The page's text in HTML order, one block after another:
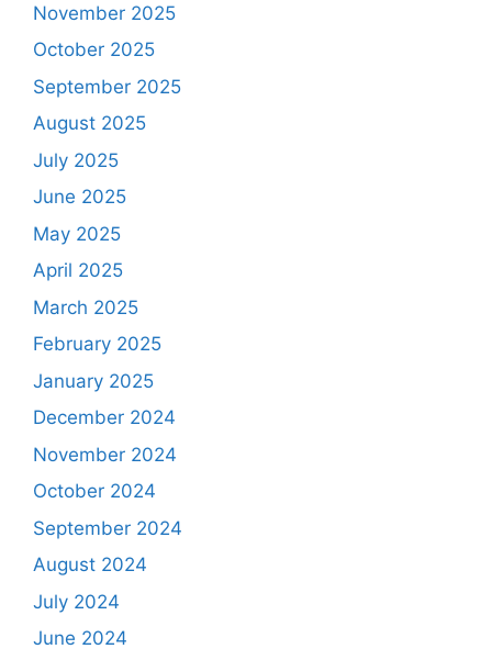
November 2025
October 2025
September 2025
August 2025
July 2025
June 2025
May 2025
April 2025
March 2025
February 2025
January 2025
December 2024
November 2024
October 2024
September 2024
August 2024
July 2024
June 2024